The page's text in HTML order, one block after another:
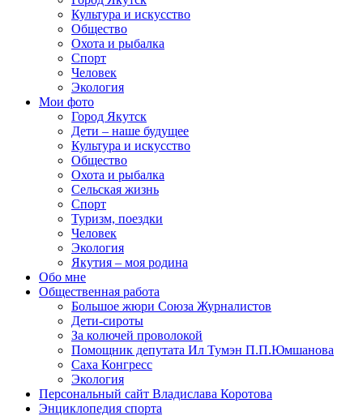
Культура и искусство
Общество
Охота и рыбалка
Спорт
Человек
Экология
Мои фото
Город Якутск
Дети – наше будущее
Культура и искусство
Общество
Охота и рыбалка
Сельская жизнь
Спорт
Туризм, поездки
Человек
Экология
Якутия – моя родина
Обо мне
Общественная работа
Большое жюри Союза Журналистов
Дети-сироты
За колючей проволокой
Помощник депутата Ил Тумэн П.П.Юмшанова
Саха Конгресс
Экология
Персональный сайт Владислава Коротова
Энциклопедия спорта